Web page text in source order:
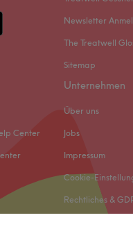
Newsletter
The Treatwell
Sitemap
Center
Unternehmen
Über uns
Jobs
Impressum
Cookie-
Rechtliches &